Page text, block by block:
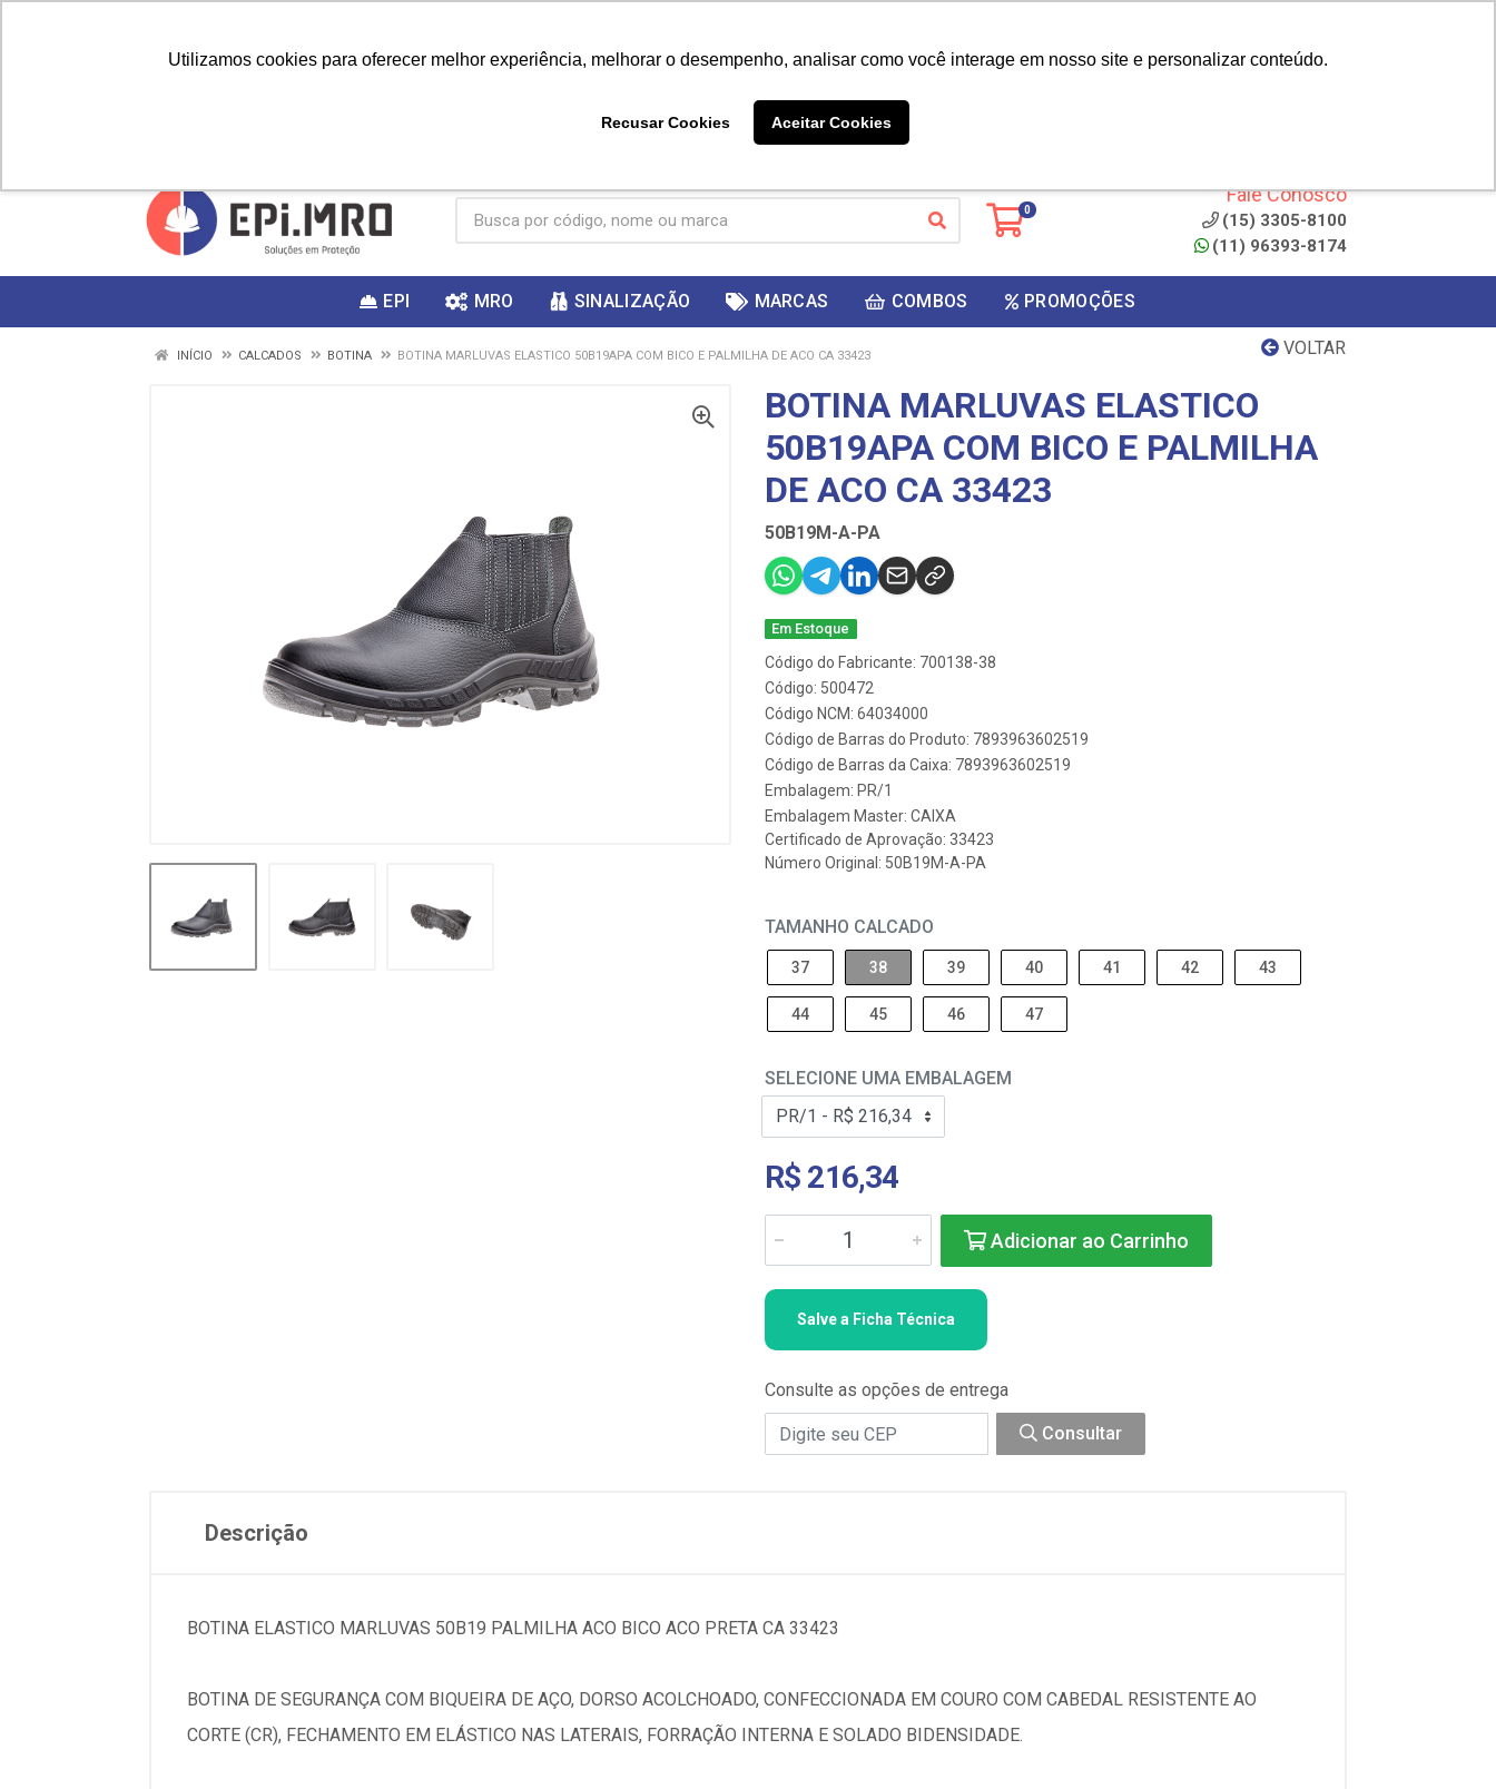
Utilizamos cookies para oferecer melhor experiência, melhorar o desempenho, analisar como você interage em nosso site e personalizar conteúdo.
Recusar Cookies Aceitar Cookies
ganhar
0
Fale Conosco
(15) 3305-8100
(11) 96393-8174
EPI MRO SINALIZAÇÃO MARCAS COMBOS PROMOÇÕES
VOLTAR
INÍCIO CALCADOS BOTINA BOTINA MARLUVAS ELASTICO 50B19APA COM BICO E PALMILHA DE ACO CA 33423
BOTINA MARLUVAS ELASTICO
50B19APA COM BICO E PALMILHA
DE ACO CA 33423
50B19M-A-PA
Em Estoque
Código do Fabricante: 700138-38
Código: 500472
Código NCM: 64034000
Código de Barras do Produto: 7893963602519
Código de Barras da Caixa: 7893963602519
Embalagem: PR/1
Embalagem Master: CAIXA
Certificado de Aprovação: 33423
Número Original: 50B19M-A-PA
TAMANHO CALCADO
37 38 39 40 41 42 43
44 45 46 47
SELECIONE UMA EMBALAGEM
R$ 216,34
Adicionar ao Carrinho
Salve a Ficha Técnica
Consulte as opções de entrega
Consultar
Descrição
BOTINA ELASTICO MARLUVAS 50B19 PALMILHA ACO BICO ACO PRETA CA 33423
BOTINA DE SEGURANÇA COM BIQUEIRA DE AÇO, DORSO ACOLCHOADO, CONFECCIONADA EM COURO COM CABEDAL RESISTENTE AO
CORTE (CR), FECHAMENTO EM ELÁSTICO NAS LATERAIS, FORRAÇÃO INTERNA E SOLADO BIDENSIDADE.